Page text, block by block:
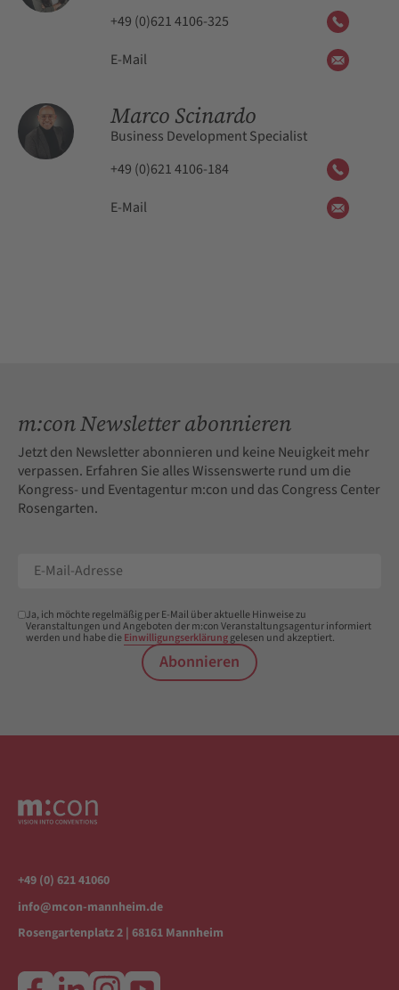
+49 (0)621 4106-325
E-Mail
Marco Scinardo
Business Development Specialist
+49 (0)621 4106-184
E-Mail
m:con Newsletter abonnieren
Jetzt den Newsletter abonnieren und keine Neuigkeit mehr
verpassen. Erfahren Sie alles Wissenswerte rund um die
Kongress- und Eventagentur m:con und das Congress Center
Rosengarten.
Ja, ich möchte regelmäßig per E-Mail über aktuelle Hinweise zu
Veranstaltungen und Angeboten der m:con Veranstaltungsagentur informiert
werden und habe dieEinwilligungserklärunggelesen und akzeptiert.
Abonnieren
+49 (0) 621 41060
info@mcon-mannheim.de
Rosengartenplatz 2 | 68161 Mannheim